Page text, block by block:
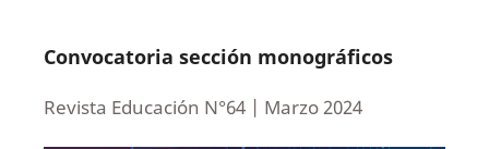
Convocatoria sección monográficos
Revista Educación N°64 | Marzo 2024